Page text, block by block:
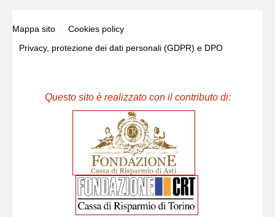
Mappa sito
Cookies policy
Privacy, protezione dei dati personali (GDPR) e DPO
Questo sito è realizzato con il contributo di: